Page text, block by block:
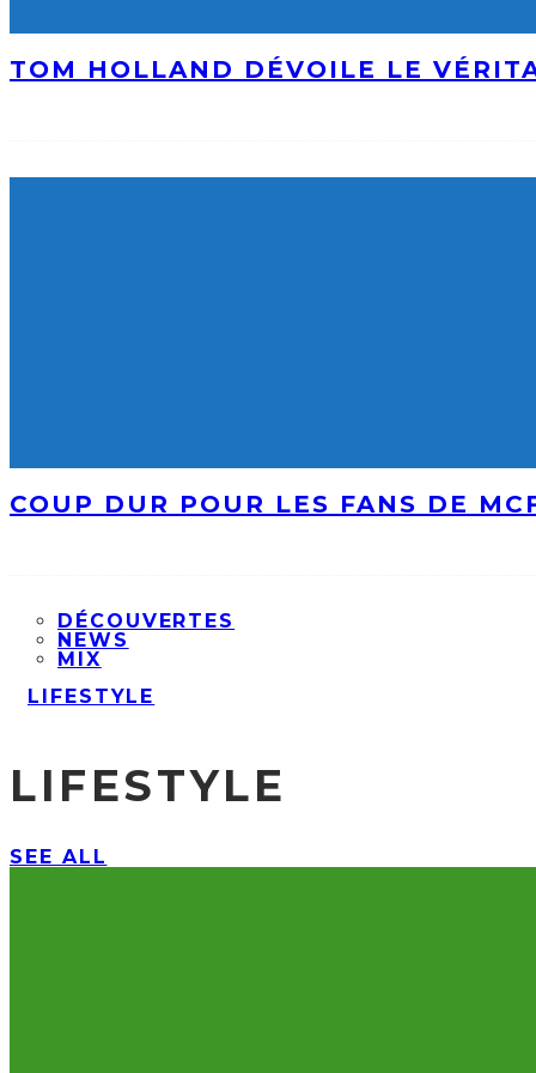
TOM HOLLAND DÉVOILE LE
COUP DUR POUR LES FANS DE
DÉCOUVERTES
NEWS
MIX
LIFESTYLE
LIFESTYLE
SEE ALL